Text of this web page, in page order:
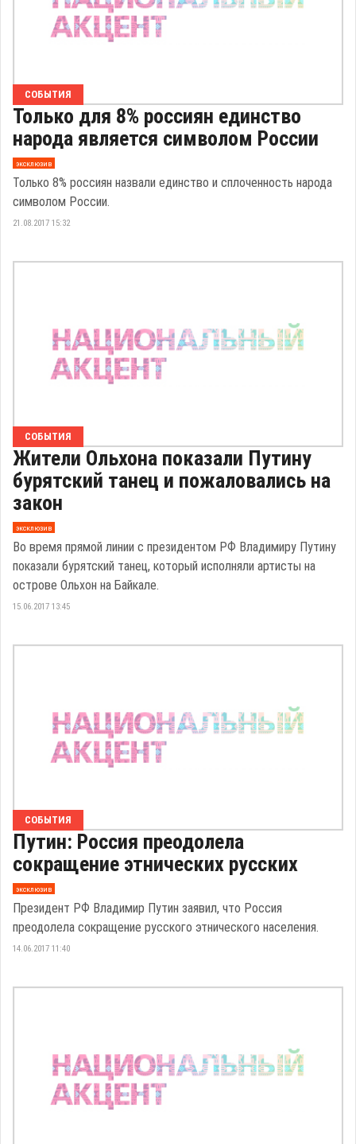
СОБЫТИЯ
Только для 8% россиян единство
народа является символом России
эксклюзив
Только 8% россиян назвали единство и сплоченность народа
символом России.
21.08.2017 15:32
СОБЫТИЯ
Жители Ольхона показали Путину
бурятский танец и пожаловались на
закон
эксклюзив
Во время прямой линии с президентом РФ Владимиру Путину
показали бурятский танец, который исполняли артисты на
острове Ольхон на Байкале.
15.06.2017 13:45
СОБЫТИЯ
Путин: Россия преодолела
сокращение этнических русских
эксклюзив
Президент РФ Владимир Путин заявил, что Россия
преодолела сокращение русского этнического населения.
14.06.2017 11:40